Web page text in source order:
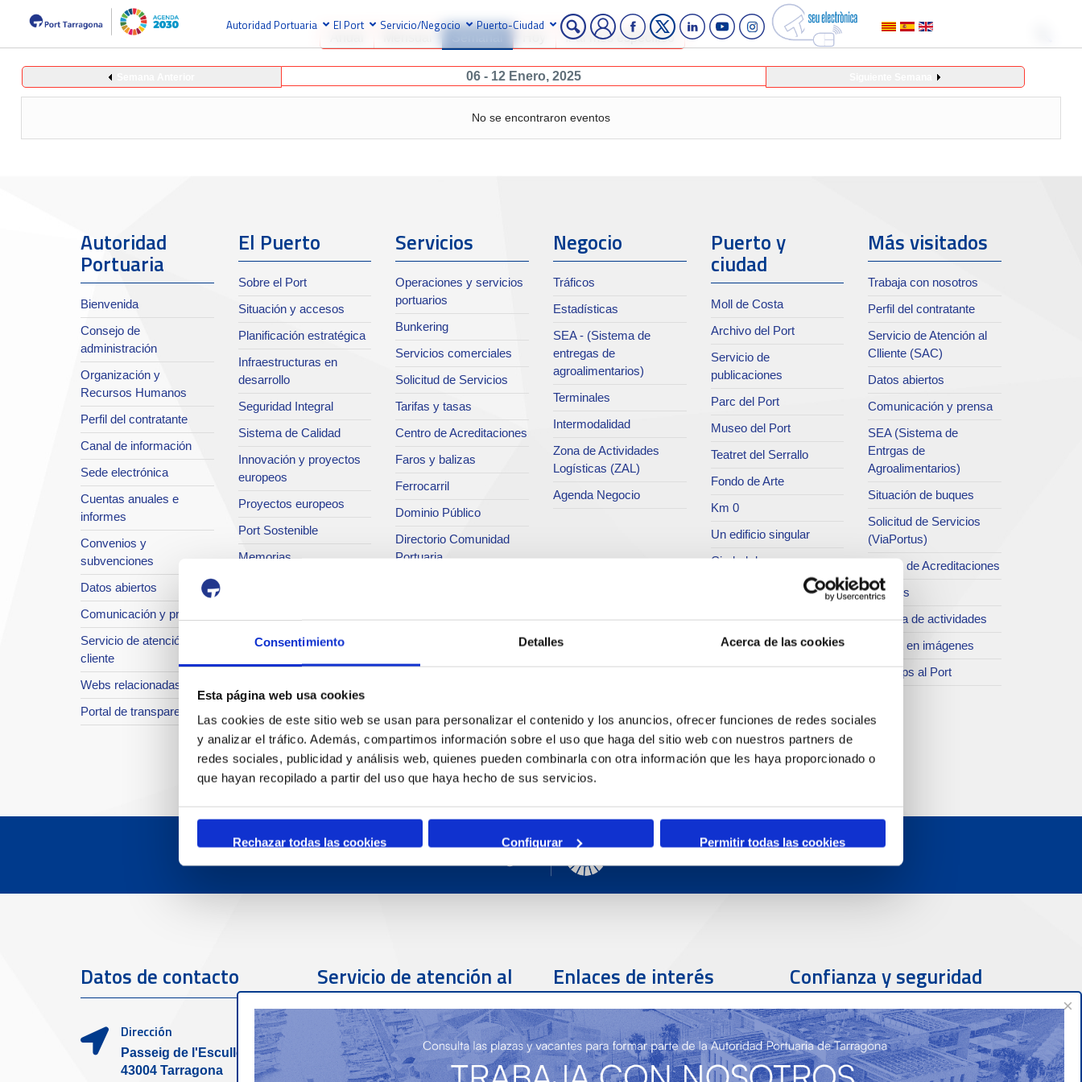
Consentimiento Detalles Acerca de las cookies
Esta página web usa cookies
Las cookies de este sitio web se usan para personalizar el contenido y los anuncios, ofrecer funciones de redes sociales
y analizar el tráfico. Además, compartimos información sobre el uso que haga del sitio web con nuestros partners de
redes sociales, publicidad y análisis web, quienes pueden combinarla con otra información que les haya proporcionado o
que hayan recopilado a partir del uso que haya hecho de sus servicios.
Rechazar todas las cookies Configurar Permitir todas las cookies
Autoridad Portuaria El Port Servicio/Negocio Puerto-Ciudad
Ir al mes específico
06 - 12 Enero, 2025
No se encontraron eventos
Autoridad
Portuaria
Bienvenida
Consejo de
administración
Organización y
Recursos Humanos
Perfil del contratante
Canal de información
Sede electrónica
Cuentas anuales e
informes
Convenios y
subvenciones
Datos abiertos
Comunicación y prensa
Servicio de atención al
cliente
Webs relacionadas
Portal de transparencia
El Puerto
Sobre el Port
Situación y accesos
Planificación estratégica
Infraestructuras en
desarrollo
Seguridad Integral
Sistema de Calidad
Innovación y proyectos
europeos
Proyectos europeos
Port Sostenible
Memorias
Servicios
Operaciones y servicios
portuarios
Bunkering
Servicios comerciales
Solicitud de Servicios
Tarifas y tasas
Centro de Acreditaciones
Faros y balizas
Ferrocarril
Dominio Público
Directorio Comunidad
Portuaria
Negocio
Tráficos
Estadísticas
SEA - (Sistema de
entregas de
agroalimentarios)
Terminales
Intermodalidad
Zona de Actividades
Logísticas (ZAL)
Agenda Negocio
Puerto y
ciudad
Moll de Costa
Archivo del Port
Servicio de
publicaciones
Parc del Port
Museo del Port
Teatret del Serrallo
Fondo de Arte
Km 0
Un edificio singular
Ciudad de cruceros
Agenda de actividades
Más visitados
Trabaja con nosotros
Perfil del contratante
Servicio de Atención al
Clliente (SAC)
Datos abiertos
Comunicación y prensa
SEA (Sistema de
Entrgas de
Agroalimentarios)
Situación de buques
Solicitud de Servicios
(ViaPortus)
Centro de Acreditaciones
Tráficos
Agenda de actividades
El Port en imágenes
El temps al Port
Datos de contacto
Dirección
Passeig de l'Escullera s/n,
43004 Tarragona
Servicio de atención al
cliente
Teléfono de contacto
977 259 462
Enlaces de interés Confianza y seguridad
×